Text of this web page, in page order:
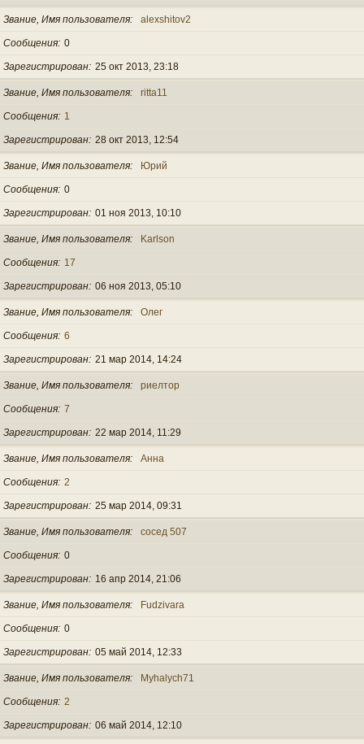
Звание, Имя пользователя alexshitov2
Сообщения 0
Зарегистрирован 25 окт 2013, 23:18
Звание, Имя пользователя ritta11
Сообщения 1
Зарегистрирован 28 окт 2013, 12:54
Звание, Имя пользователя Юрий
Сообщения 0
Зарегистрирован 01 ноя 2013, 10:10
Звание, Имя пользователя Karlson
Сообщения 17
Зарегистрирован 06 ноя 2013, 05:10
Звание, Имя пользователя Олег
Сообщения 6
Зарегистрирован 21 мар 2014, 14:24
Звание, Имя пользователя риелтор
Сообщения 7
Зарегистрирован 22 мар 2014, 11:29
Звание, Имя пользователя Анна
Сообщения 2
Зарегистрирован 25 мар 2014, 09:31
Звание, Имя пользователя сосед 507
Сообщения 0
Зарегистрирован 16 апр 2014, 21:06
Звание, Имя пользователя Fudzivara
Сообщения 0
Зарегистрирован 05 май 2014, 12:33
Звание, Имя пользователя Myhalych71
Сообщения 2
Зарегистрирован 06 май 2014, 12:10